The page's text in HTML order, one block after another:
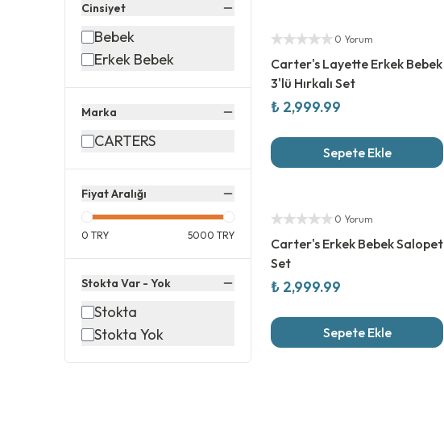
SARI
TURKUAZ
TURUNCU
YEŞİL
Cinsiyet
Bebek
Erkek Bebek
Marka
CARTERS
Fiyat Aralığı
0 TRY 5000 TRY
Stokta Var - Yok
Stokta
Stokta Yok
0 Yorum
Carter's Layette Erkek Bebek
3'lü Hırkalı Set
₺ 2,999.99
Sepete Ekle
0 Yorum
Carter's Erkek Bebek Salopet
Set
₺ 2,999.99
Sepete Ekle